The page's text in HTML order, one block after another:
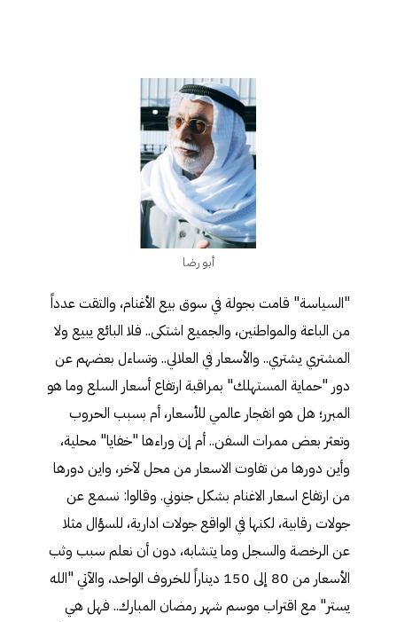
أبو رضا
"السياسة" قامت بجولة في سوق بيع الأغنام، والتقت عدداً
من الباعة والمواطنين، والجميع اشتكى.. فلا البائع يبيع ولا
المشتري يشتري.. والأسعار في العلالي.. وتساءل بعضهم عن
دور "حماية المستهلك" بمراقبة ارتفاع أسعار السلع وما هو
المبرر؛ هل هو انفجار عالمي للأسعار، أم بسبب الحروب
وتعثر بعض ممرات السفن.. أم إن وراءها "خفايا" محلية،
وأين دورها من تفاوت الاسعار من محل لآخر، واين دورها
من ارتفاع اسعار الاغنام بشكل جنوني. وقالوا: نسمع عن
جولات رقابية، لكنها في الواقع جولات ادارية، للسؤال مثلا
عن الرخصة والسجل وما يتشابه، دون أن نعلم سبب وثب
الأسعار من 80 إلى 150 ديناراً للخروف الواحد، والآتي "الله
يستر" مع اقتراب موسم شهر رمضان المبارك.. فهل هي